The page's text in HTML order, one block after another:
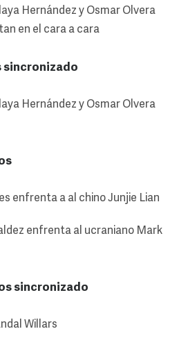
Hernández y Osmar Olvera
en el cara a cara
sincronizado
Hernández y Osmar Olvera
enfrenta a al chino Junjie Lian
enfrenta al ucraniano Mark
sincronizado
Willars